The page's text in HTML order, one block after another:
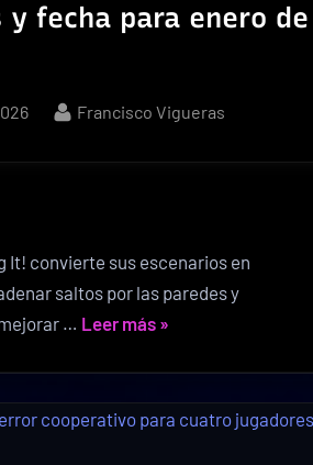
fecha para enero de
By
Francisco Vigueras
It! convierte sus escenarios en
saltos por las paredes y
… Leer más«Stewart
Swing
»